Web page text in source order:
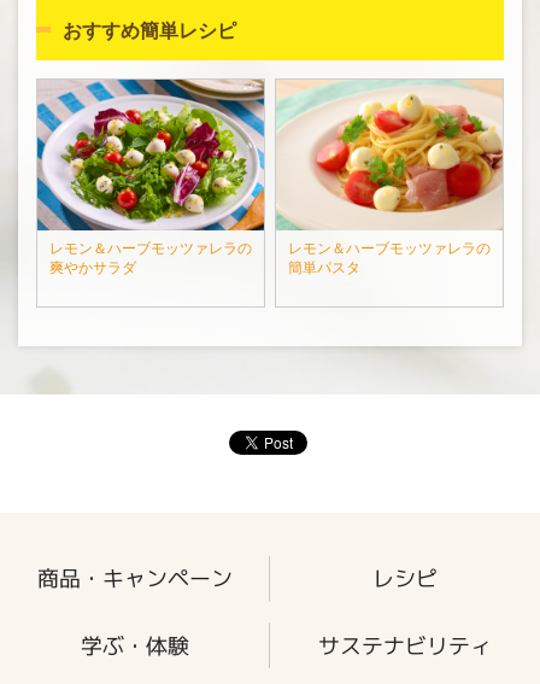
おすすめ簡単レシピ
レモン＆ハーブモッツァレラの
爽やかサラダ
レモン＆ハーブモッツァレラの
簡単パスタ
商品・キャンペーン レシピ
学ぶ・体験 サステナビリティ